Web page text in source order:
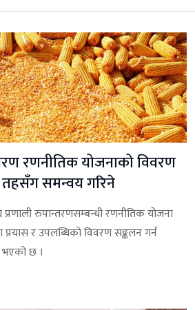
रणनीतिक योजनाको विवरण
तहसँग समन्वय गरिने
प्रणाली रुपान्तरणसम्बन्धी रणनीतिक योजना
र उपलब्धिको विवरण सङ्कलन गर्न
छ ।